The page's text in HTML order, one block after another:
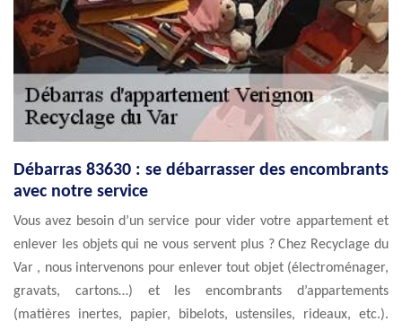
Débarras 83630 : se débarrasser des encombrants
avec notre service
Vous avez besoin d’un service pour vider votre appartement et
enlever les objets qui ne vous servent plus ? Chez Recyclage du
Var , nous intervenons pour enlever tout objet (électroménager,
gravats, cartons…) et les encombrants d’appartements
(matières inertes, papier, bibelots, ustensiles, rideaux, etc.).